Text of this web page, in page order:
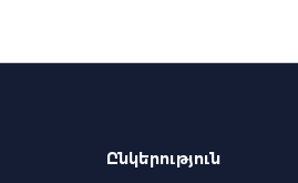
Ընկերություն